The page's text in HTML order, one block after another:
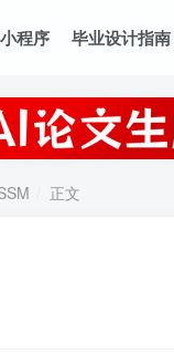
程序 毕业设计指南
正文